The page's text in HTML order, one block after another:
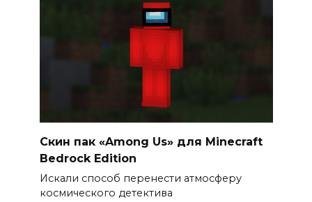
Cкин пак «Among Us» для Minecraft
Bedrock Edition
Искали способ перенести атмосферу
космического детектива